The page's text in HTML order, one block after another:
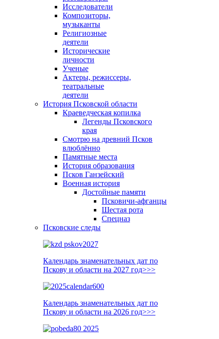
Исследователи
Композиторы,
музыканты
Религиозные
деятели
Исторические
личности
Ученые
Актеры, режиссеры,
театральные
деятели
История Псковской области
Краеведческая копилка
Легенды Псковского
края
Смотрю на древний Псков
влюблённо
Памятные места
История образования
Псков Ганзейский
Военная история
Достойные памяти
Псковичи-афганцы
Шестая рота
Спецназ
Псковские следы
Календарь знаменательных дат по
Пскову и области на 2027 год>>>
Календарь знаменательных дат по
Пскову и области на 2026 год>>>